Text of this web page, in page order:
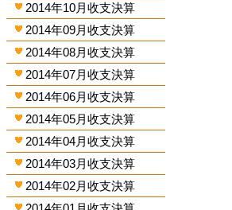
2014年10月收支決算
2014年09月收支決算
2014年08月收支決算
2014年07月收支決算
2014年06月收支決算
2014年05月收支決算
2014年04月收支決算
2014年03月收支決算
2014年02月收支決算